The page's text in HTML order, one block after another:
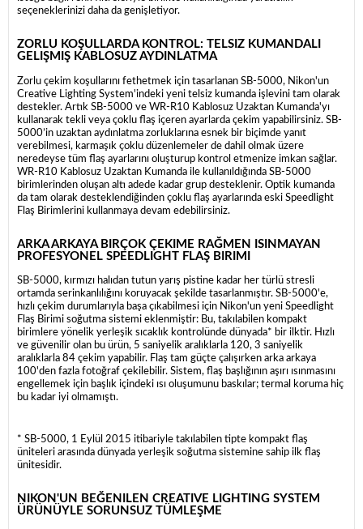
seçeneklerinizi daha da genişletiyor.
ZORLU KOŞULLARDA KONTROL: TELSIZ KUMANDALI
GELIŞMIŞ KABLOSUZ AYDINLATMA
Zorlu çekim koşullarını fethetmek için tasarlanan SB-5000, Nikon'un
Creative Lighting System'indeki yeni telsiz kumanda işlevini tam olarak
destekler. Artık SB-5000 ve WR-R10 Kablosuz Uzaktan Kumanda'yı
kullanarak tekli veya çoklu flaş içeren ayarlarda çekim yapabilirsiniz. SB-
5000’in uzaktan aydınlatma zorluklarına esnek bir biçimde yanıt
verebilmesi, karmaşık çoklu düzenlemeler de dahil olmak üzere
neredeyse tüm flaş ayarlarını oluşturup kontrol etmenize imkan sağlar.
WR-R10 Kablosuz Uzaktan Kumanda ile kullanıldığında SB-5000
birimlerinden oluşan altı adede kadar grup desteklenir. Optik kumanda
da tam olarak desteklendiğinden çoklu flaş ayarlarında eski Speedlight
Flaş Birimlerini kullanmaya devam edebilirsiniz.
ARKA ARKAYA BIRÇOK ÇEKIME RAĞMEN ISINMAYAN
PROFESYONEL SPEEDLIGHT FLAŞ BIRIMI
SB-5000, kırmızı halıdan tutun yarış pistine kadar her türlü stresli
ortamda serinkanlılığını koruyacak şekilde tasarlanmıştır. SB-5000'e,
hızlı çekim durumlarıyla başa çıkabilmesi için Nikon'un yeni Speedlight
Flaş Birimi soğutma sistemi eklenmiştir: Bu, takılabilen kompakt
birimlere yönelik yerleşik sıcaklık kontrolünde dünyada* bir ilktir. Hızlı
ve güvenilir olan bu ürün, 5 saniyelik aralıklarla 120, 3 saniyelik
aralıklarla 84 çekim yapabilir. Flaş tam güçte çalışırken arka arkaya
100'den fazla fotoğraf çekilebilir. Sistem, flaş başlığının aşırı ısınmasını
engellemek için başlık içindeki ısı oluşumunu baskılar; termal koruma hiç
bu kadar iyi olmamıştı.
* SB-5000, 1 Eylül 2015 itibariyle takılabilen tipte kompakt flaş
üniteleri arasında dünyada yerleşik soğutma sistemine sahip ilk flaş
ünitesidir.
NIKON'UN BEĞENILEN CREATIVE LIGHTING SYSTEM
ÜRÜNÜYLE SORUNSUZ TÜMLEŞME